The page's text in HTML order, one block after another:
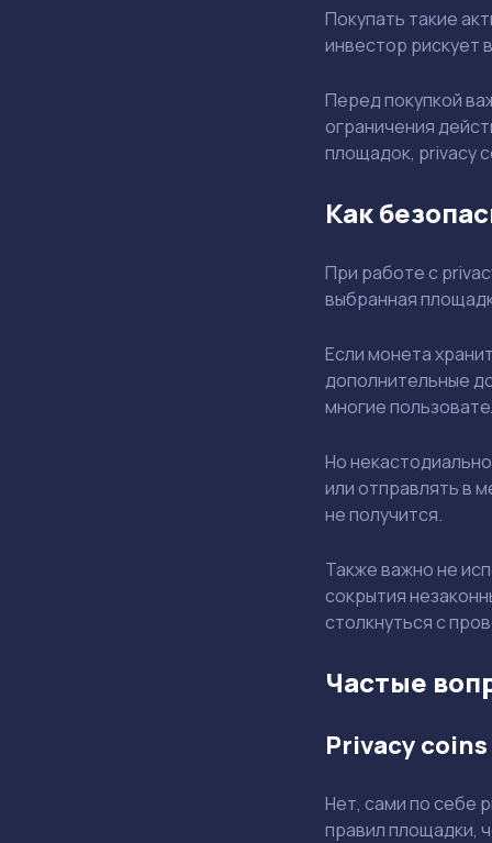
Покупать такие
инвестор рискует
Перед покупкой
ограничения
площадок, privacy
Как
При работе с
выбранная
Если монета
дополнительные
многие
Но
или отправлять в
не получится.
Также важно не
сокрытия
столкнуться с
Частые
Privacy
Нет, сами по себе
правил площадки,